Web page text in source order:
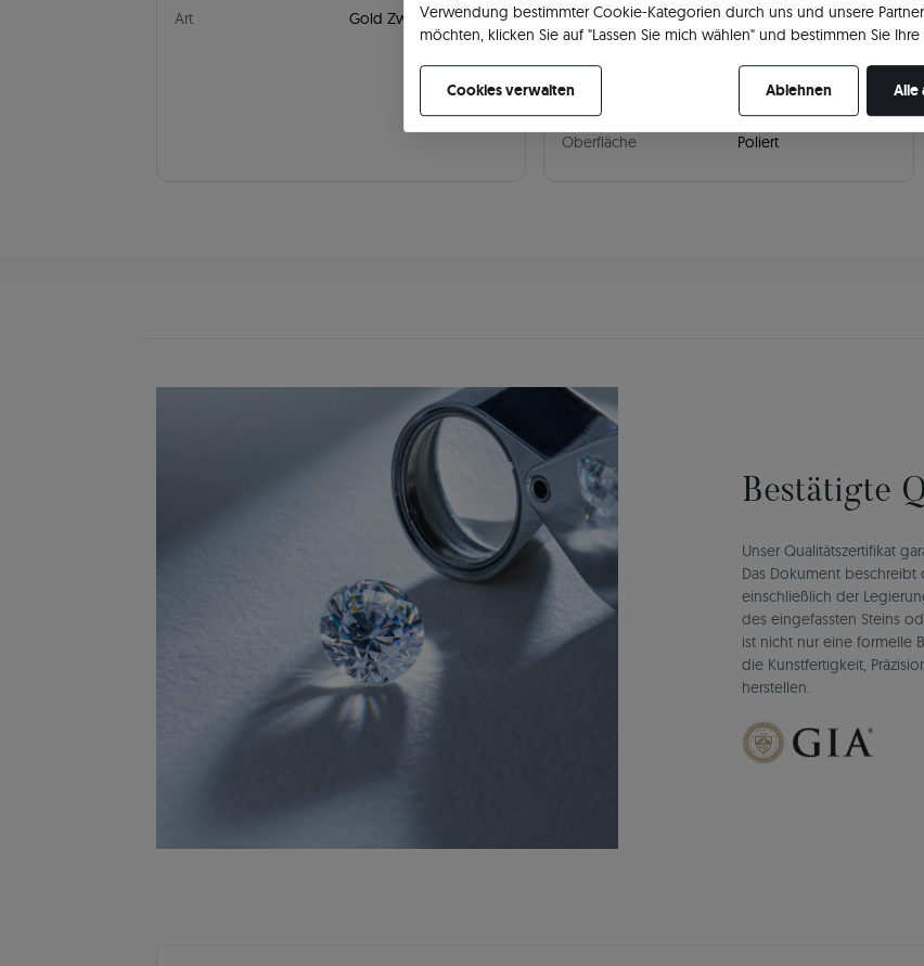
Art Gold Zweifarbig Breite 5
Stil Modern
Oberfläche Poliert
Bestätigte
Unser Qualitätszertifikat
Das Dokument beschreibt
einschließlich der
des eingefassten Steins
ist nicht nur eine formelle
die Kunstfertigkeit,
herstellen.
Verwendung bestimmter Cookie-Kategorien durch uns und unsere
möchten, klicken Sie auf "Lassen Sie mich wählen" und bestimmen Sie Ihre
Cookies verwalten
Ablehnen Alle